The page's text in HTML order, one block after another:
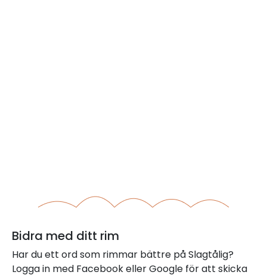
Bidra med ditt rim
Har du ett ord som rimmar bättre på Slagtålig?
Logga in med Facebook eller Google för att skicka